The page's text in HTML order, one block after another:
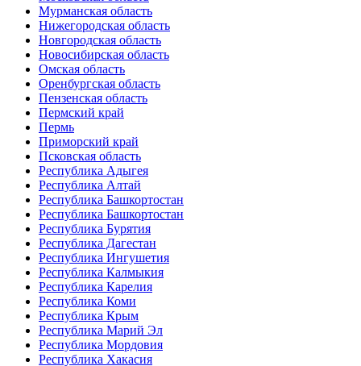
Мурманская область
Нижегородская область
Новгородская область
Новосибирская область
Омская область
Оренбургская область
Пензенская область
Пермский край
Пермь
Приморский край
Псковская область
Республика Адыгея
Республика Алтай
Республика Башкортостан
Республика Башкортостан
Республика Бурятия
Республика Дагестан
Республика Ингушетия
Республика Калмыкия
Республика Карелия
Республика Коми
Республика Крым
Республика Марий Эл
Республика Мордовия
Республика Хакасия